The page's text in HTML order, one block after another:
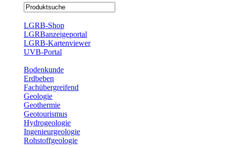
LGRB-Shop
LGRBanzeigeportal
LGRB-Kartenviewer
UVB-Portal
Bodenkunde
Erdbeben
Fachübergreifend
Geologie
Geothermie
Geotourismus
Hydrogeologie
Ingenieurgeologie
Rohstoffgeologie